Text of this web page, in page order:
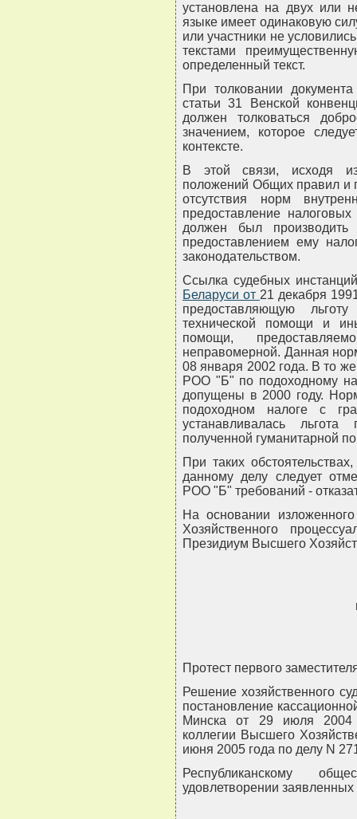
установлена на двух или
языке имеет одинаковую
или участники не
текстами
определенный текст.
При толковании
статьи 31 Венской
должен толковаться
значением, которое
контексте.
В этой связи, исходя из
положений Общих правил и
отсутствия норм
предоставление
должен был производить
предоставлением ему
законодательством.
Ссылка судебных
Беларуси от 21 декабря
предоставляющую
технической помощи и
помощи,
неправомерной. Данная
08 января 2002 года. В то
РОО "Б" по подоходному
допущены в 2000 году.
подоходном налоге с
устанавливалась
полученной гуманитарной
При таких
данному делу следует
РОО "Б" требований -
На основании
Хозяйственного
Президиум Высшего
Протест первого
Решение хозяйственного
постановление
Минска от 29 июля 2004
коллегии Высшего
июня 2005 года по делу N
Республиканскому
удовлетворении заявленных